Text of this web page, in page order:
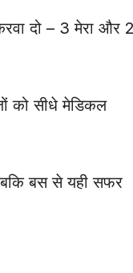
दो – 3 मेरा और 2
को सीधे मेडिकल
बस से यही सफर